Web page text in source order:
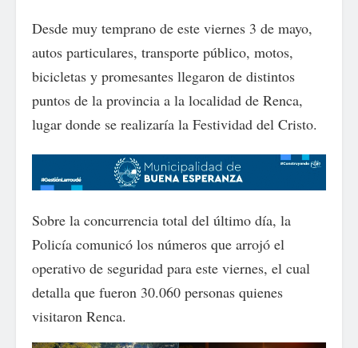
Desde muy temprano de este viernes 3 de mayo,
autos particulares, transporte público, motos,
bicicletas y promesantes llegaron de distintos
puntos de la provincia a la localidad de Renca,
lugar donde se realizaría la Festividad del Cristo.
Sobre la concurrencia total del último día, la
Policía comunicó los números que arrojó el
operativo de seguridad para este viernes, el cual
detalla que fueron 30.060 personas quienes
visitaron Renca.